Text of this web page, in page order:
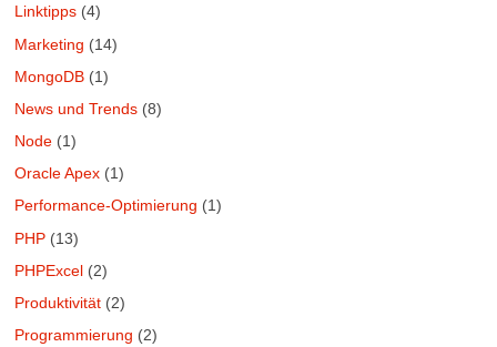
Linktipps (4)
Marketing (14)
MongoDB (1)
News und Trends (8)
Node (1)
Oracle Apex (1)
Performance-Optimierung (1)
PHP (13)
PHPExcel (2)
Produktivität (2)
Programmierung (2)